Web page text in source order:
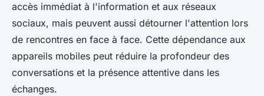
accès immédiat à l'information et aux réseaux
sociaux, mais peuvent aussi détourner l'attention lors
de rencontres en face à face. Cette dépendance aux
appareils mobiles peut réduire la profondeur des
conversations et la présence attentive dans les
échanges.